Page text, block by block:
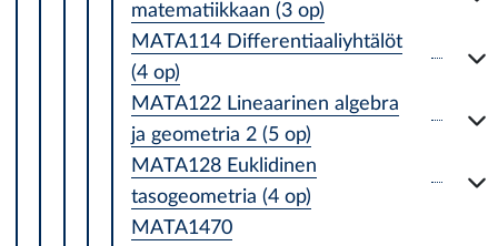
matematiikkaan (3 op)
MATA114 Differentiaaliyhtälöt
(4 op)
MATA122 Lineaarinen algebra
ja geometria 2 (5 op)
MATA128 Euklidinen
tasogeometria (4 op)
MATA1470